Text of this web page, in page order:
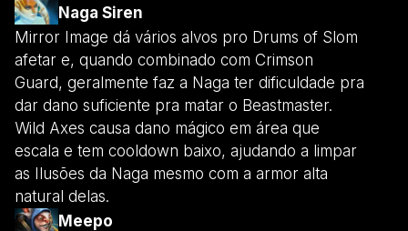
Naga Siren
Mirror Image dá vários alvos pro Drums of Slom
afetar e, quando combinado com Crimson
Guard, geralmente faz a Naga ter dificuldade pra
dar dano suficiente pra matar o Beastmaster.
Wild Axes causa dano mágico em área que
escala e tem cooldown baixo, ajudando a limpar
as Ilusões da Naga mesmo com a armor alta
natural delas.
Meepo